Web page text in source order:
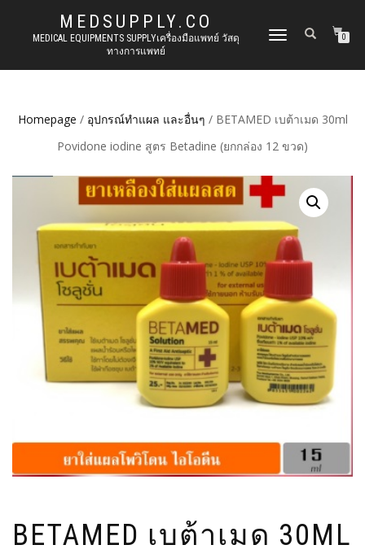
MEDSUPPLY.CO
MEDICAL EQUIPMENTS SUPPLYเครื่องมือแพทย์ วัสดุ
ทางการแพทย์
TOGGLE
0
Homepage / อุปกรณ์ทำแผล และอื่นๆ / BETAMED เบต้าเมด 30ml
Povidone iodine สูตร Betadine (ยกกล่อง 12 ขวด)
BETAMED เบต้าเมด 30ML